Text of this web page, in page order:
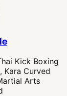
Kick Boxing
Kara Curved
Arts